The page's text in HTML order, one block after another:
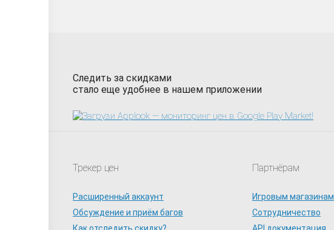
Следить за скидками
стало еще удобнее в нашем приложении
Трекер цен
Расширенный аккаунт
Обсуждение и приём багов
Партнёрам
Игровым магазинам
Сотрудничество